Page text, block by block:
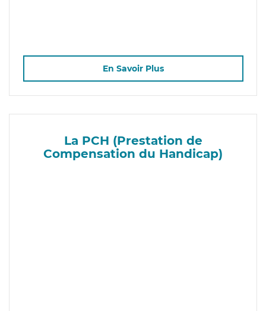
En Savoir Plus
La PCH (Prestation de
Compensation du Handicap)